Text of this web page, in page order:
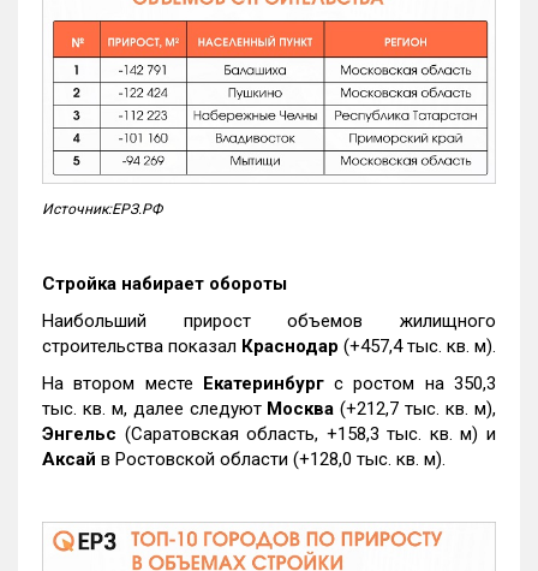
Источник:ЕРЗ.РФ
Стройка набирает обороты
Наибольший прирост объемов жилищного
строительства показал Краснодар (+457,4 тыс. кв. м).
На втором месте Екатеринбургс ростом на 350,3
тыс. кв. м, далее следуют Москва (+212,7 тыс. кв. м),
Энгельс (Саратовская область, +158,3 тыс. кв. м) и
Аксай в Ростовской области (+128,0 тыс. кв. м).